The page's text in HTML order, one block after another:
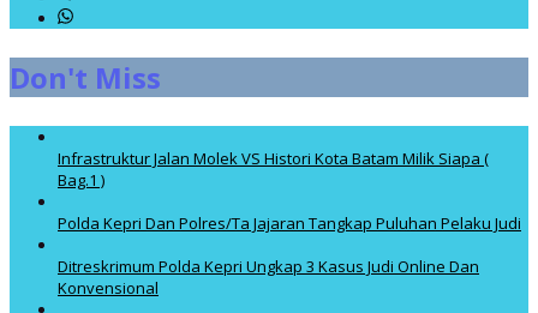
Don't Miss
Infrastruktur Jalan Molek VS Histori Kota Batam Milik Siapa (
Bag.1 )
Polda Kepri Dan Polres/Ta Jajaran Tangkap Puluhan Pelaku Judi
Ditreskrimum Polda Kepri Ungkap 3 Kasus Judi Online Dan
Konvensional